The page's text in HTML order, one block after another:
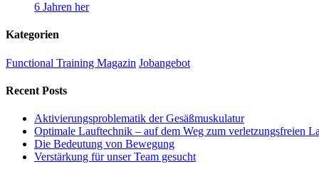
6 Jahren her
Kategorien
Functional Training Magazin Jobangebot
Recent Posts
Aktivierungsproblematik der Gesäßmuskulatur
Optimale Lauftechnik – auf dem Weg zum verletzungsfreien
Die Bedeutung von Bewegung
Verstärkung für unser Team gesucht